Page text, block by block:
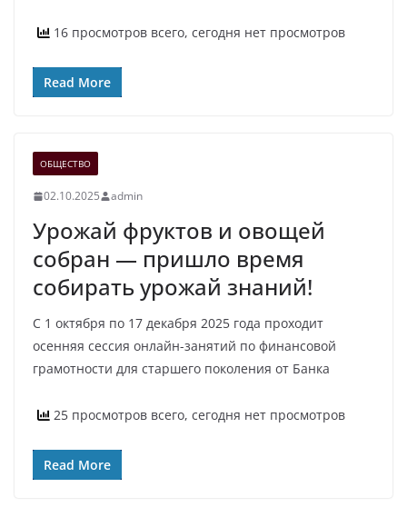
16 просмотров всего, сегодня нет просмотров
Read More
ОБЩЕСТВО
02.10.2025 admin
Урожай фруктов и овощей
собран — пришло время
собирать урожай знаний!
С 1 октября по 17 декабря 2025 года проходит
осенняя сессия онлайн-занятий по финансовой
грамотности для старшего поколения от Банка
25 просмотров всего, сегодня нет просмотров
Read More